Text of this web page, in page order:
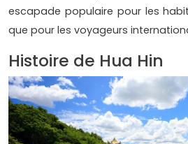
escapade populaire pour les
que pour les voyageurs
Histoire de Hua Hin